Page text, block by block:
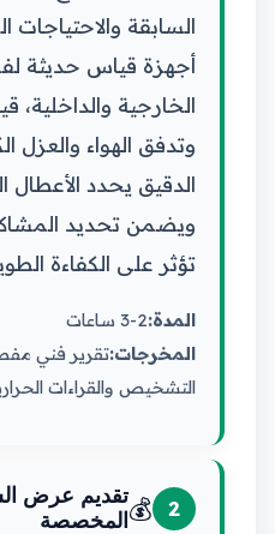
السابقة والاحتياجات
أجهزة قياس حديثة
الخارجية
وتدفق الهواء والعزل
الدقيق يحدد الأعطال
ويضمن تحديد
تؤثر على الكفاءة
المدة:2-3 ساعات
المخرجات:تقرير فني
التشخيص والقراءات
2
💰تقديم عرض
المخصصة